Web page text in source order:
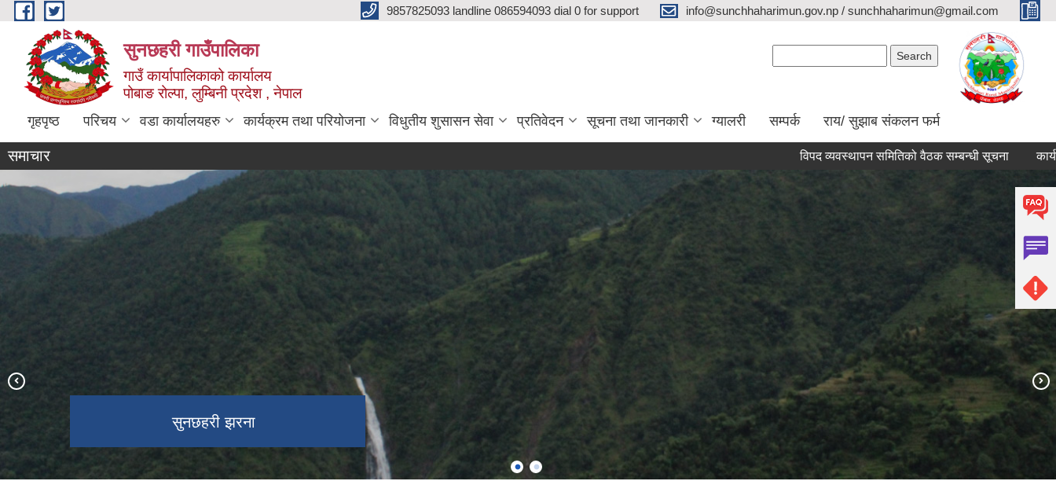
Skip to main content 9857825093 landline 086594093 dial 0 for support info@sunchhaharimun.gov.np / sunchhaharimun@gmail.com
सुनछहरी गाउँपालिका
गाउँ कार्यापालिकाको कार्यालय
पोबाङ रोल्पा, लुम्बिनी प्रदेश , नेपाल
गृहपृष्ठ परिचय वडा कार्यालयहरु कार्यक्रम तथा परियोजना विधुतीय शुसासन सेवा प्रतिवेदन सूचना तथा जानकारी ग्यालरी सम्पर्क राय/ सुझाब संकलन फर्म
समाचार विपद व्यवस्थापन समितिको वैठक सम्बन्धी सूचना कार्यपालिका
सुनछहरी झरना
विबाङ दह